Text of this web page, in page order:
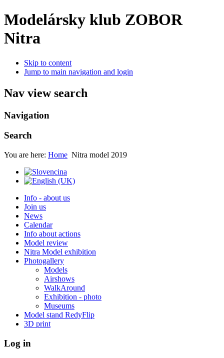
Modelársky klub ZOBOR
Nitra
Skip to content
Jump to main navigation and login
Nav view search
Navigation
Search
You are here: Home Nitra model 2019
Info - about us
Join us
News
Calendar
Info about actions
Model review
Nitra Model exhibition
Photogallery
Models
Airshows
WalkAround
Exhibition - photo
Museums
Model stand RedyFlip
3D print
Log in